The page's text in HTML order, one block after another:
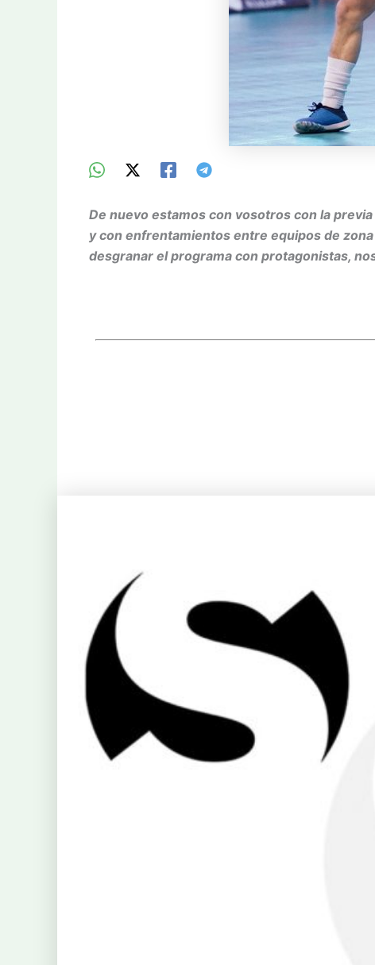
De nuevo estamos con vosotros con la
y con enfrentamientos entre equipos de
desgranar el programa con protagonistas,